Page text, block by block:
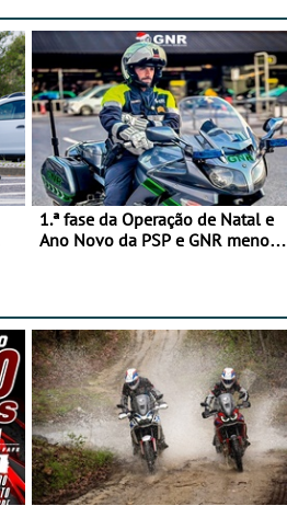
1.ª fase da Operação de Natal e
Ano Novo da PSP e GNR menos